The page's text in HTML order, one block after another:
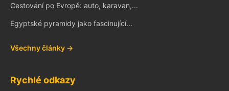
Cestování po Evropě: auto, karavan,...
Egyptské pyramidy jako fascinující...
Všechny články →
Rychlé odkazy